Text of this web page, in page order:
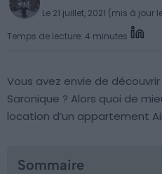
Le 21 juillet, 2021 (mis à jour
Temps de lecture: 4 minutes
Vous avez envie de
Saronique ? Alors quoi de
location d’un appartement
Sommaire